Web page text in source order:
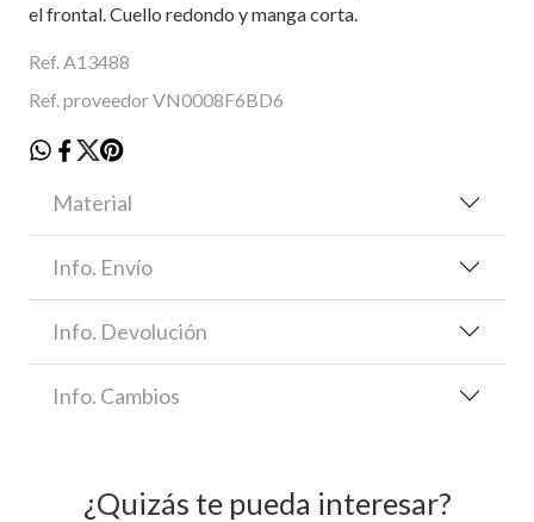
el frontal. Cuello redondo y manga corta.
Ref. A13488
Ref. proveedor VN0008F6BD6
Material
Info. Envío
Info. Devolución
Info. Cambios
¿Quizás te pueda interesar?